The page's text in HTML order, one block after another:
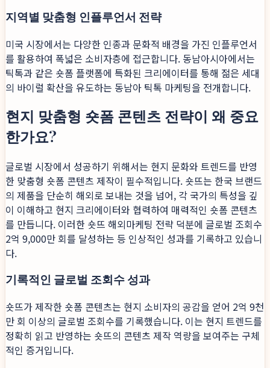
지역별 맞춤형 인플루언서 전략
미국 시장에서는 다양한 인종과 문화적 배경을 가진 인플루언서
를 활용하여 폭넓은 소비자층에 접근합니다. 동남아시아에서는
틱톡과 같은 숏폼 플랫폼에 특화된 크리에이터를 통해 젊은 세대
의 바이럴 확산을 유도하는 동남아 틱톡 마케팅을 전개합니다.
현지 맞춤형 숏폼 콘텐츠 전략이 왜 중요
한가요?
글로벌 시장에서 성공하기 위해서는 현지 문화와 트렌드를 반영
한 맞춤형 숏폼 콘텐츠 제작이 필수적입니다. 숏뜨는 한국 브랜드
의 제품을 단순히 해외로 보내는 것을 넘어, 각 국가의 특성을 깊
이 이해하고 현지 크리에이터와 협력하여 매력적인 숏폼 콘텐츠
를 만듭니다. 이러한 숏뜨 해외마케팅 전략 덕분에 글로벌 조회수
2억 9,000만 회를 달성하는 등 인상적인 성과를 기록하고 있습니
다.
기록적인 글로벌 조회수 성과
숏뜨가 제작한 숏폼 콘텐츠는 현지 소비자의 공감을 얻어 2억 9천
만 회 이상의 글로벌 조회수를 기록했습니다. 이는 현지 트렌드를
정확히 읽고 반영하는 숏뜨의 콘텐츠 제작 역량을 보여주는 구체
적인 증거입니다.